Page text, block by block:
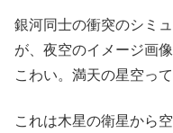
銀河同士の衝突のシミ
が、夜空のイメージ画
こわい。満天の星空っ
これは木星の衛星から